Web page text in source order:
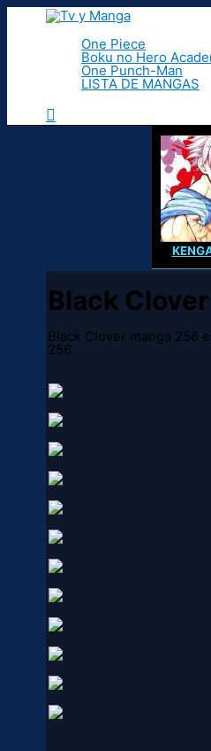
Ir
One Piece
Boku no Hero
One Punch-Man
LISTA DE MANGAS
Buscar
Black
Black Clover manga 256
256